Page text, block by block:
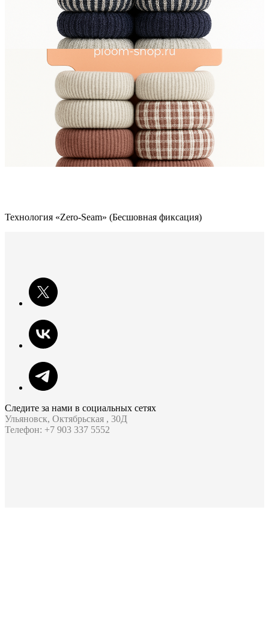
Технология «Zero-Seam» (Бесшовная фиксация)
Следите за нами в социальных сетях
Ульяновск, Октябрьская , 30Д
Телефон: +7 903 337 5552